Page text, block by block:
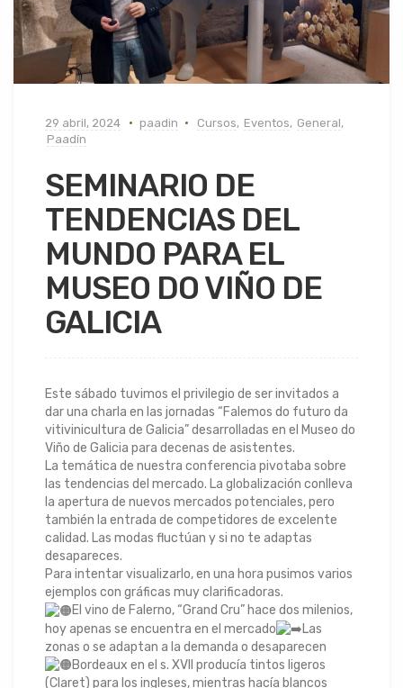
29 abril, 2024 paadin Cursos, Eventos, General,
Paadín
SEMINARIO DE
TENDENCIAS DEL
MUNDO PARA EL
MUSEO DO VIÑO DE
GALICIA
Este sábado tuvimos el privilegio de ser invitados a
dar una charla en las jornadas “Falemos do futuro da
vitivinicultura de Galicia” desarrolladas en el Museo do
Viño de Galicia para decenas de asistentes.
La temática de nuestra conferencia pivotaba sobre
las tendencias del mercado. La globalización conlleva
la apertura de nuevos mercados potenciales, pero
también la entrada de competidores de excelente
calidad. Las modas fluctúan y si no te adaptas
desapareces.
Para intentar visualizarlo, en una hora pusimos varios
ejemplos con gráficas muy clarificadoras.
El vino de Falerno, “Grand Cru” hace dos milenios,
hoy apenas se encuentra en el mercado
Las
zonas o se adaptan a la demanda o desaparecen
Bordeaux en el s. XVII producía tintos ligeros
(Claret) para los ingleses, mientras hacía blancos